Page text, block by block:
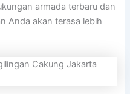
armada terbaru dan
Anda akan terasa lebih